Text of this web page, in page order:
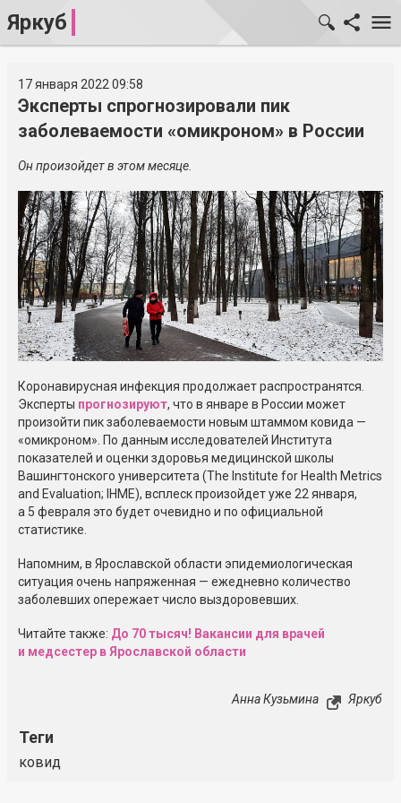
Яркуб
17 января 2022 09:58
Эксперты спрогнозировали пик
заболеваемости «омикроном» в России
Он произойдет в этом месяце.
Коронавирусная инфекция продолжает распространятся.
Эксперты прогнозируют, что в январе в России может
произойти пик заболеваемости новым штаммом ковида —
«омикроном». По данным исследователей Института
показателей и оценки здоровья медицинской школы
Вашингтонского университета (The Institute for Health Metrics
and Evaluation; IHME), всплеск произойдет уже 22 января,
а 5 февраля это будет очевидно и по официальной
статистике.
Напомним, в Ярославской области эпидемиологическая
ситуация очень напряженная — ежедневно количество
заболевших опережает число выздоровевших.
Читайте также: До 70 тысяч! Вакансии для врачей
и медсестер в Ярославской области
Анна Кузьмина Яркуб
Теги
ковид